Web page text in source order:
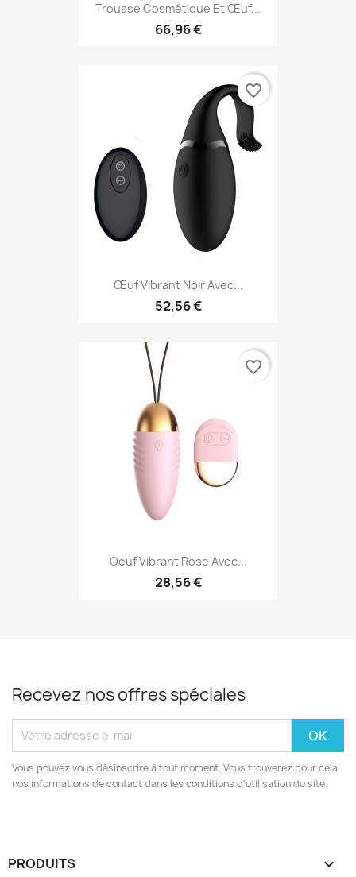
Trousse Cosmétique Et Œuf...
66,96 €
Œuf Vibrant Noir Avec...
52,56 €
favorite_border
Oeuf Vibrant Rose Avec...
28,56 €
favorite_border
Recevez nos offres spéciales
Vous pouvez vous désinscrire à tout moment. Vous trouverez pour cela
nos informations de contact dans les conditions d'utilisation du site.
PRODUITS 